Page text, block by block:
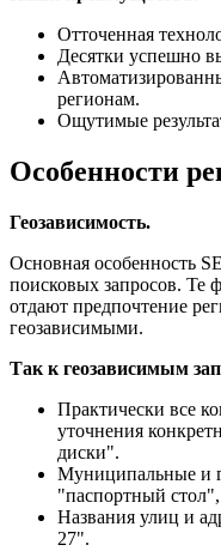
Отточенная
Десятки успешно
регионам.
Ощутимые
Особенности
Геозависимость.
Основная особенность
поисковых запросов. Те
отдают предпочтение
геозависимыми.
Так к геозависимым
Практически все
уточнения
диски".
Муниципальные и
"паспортный
Названия улиц и
27".